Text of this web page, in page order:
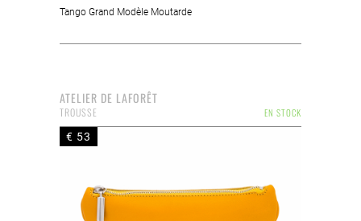
Tango Grand Modèle Moutarde
ATELIER DE LAFORÊT
EN STOCK
TROUSSE
€ 53